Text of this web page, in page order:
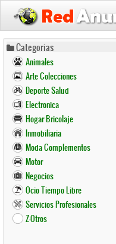
Pasar
contenido
principal
Categorias
Animales
Arte Colecciones
Deporte Salud
Electronica
Hogar Bricolaje
Inmobiliaria
Moda Complementos
Motor
Negocios
Ocio Tiempo Libre
Servicios Profesionales
Z-Otros